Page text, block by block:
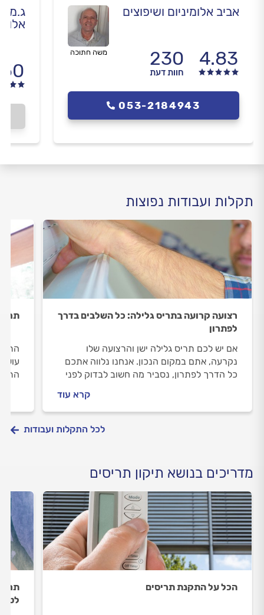
אביב אלומיניום ושיפוצים
4.83
230
חוות דעת
משה חתוכה
053-2184943
ג.מ
תקלות ועבודות נפוצות
רצועה קרועה בתריס גלילה: כל השלבים בדרך
לפתרון
אם יש לכם תריס גלילה ישן והרצועה שלו
נקרעה, אתם במקום הנכון. אנחנו נלווה אתכם
כל הדרך לפתרון, נסביר מה חשוב לבדוק לפני
קרא עוד
לכל התקלות ועבודות
מדריכים בנושא תיקון תריסים
הכל על התקנת תריסים